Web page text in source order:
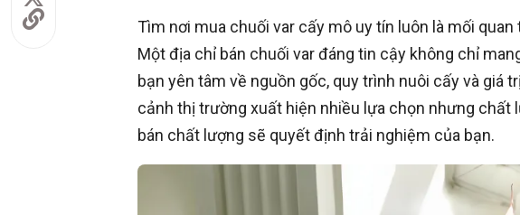
Tìm nơi mua chuối var cấy mô uy tín luôn là mối
Một địa chỉ bán chuối var đáng tin cậy không chỉ
bạn yên tâm về nguồn gốc, quy trình nuôi cấy và giá
cảnh thị trường xuất hiện nhiều lựa chọn nhưng chất
bán chất lượng sẽ quyết định trải nghiệm của bạn.